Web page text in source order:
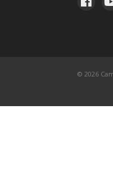
© 2026